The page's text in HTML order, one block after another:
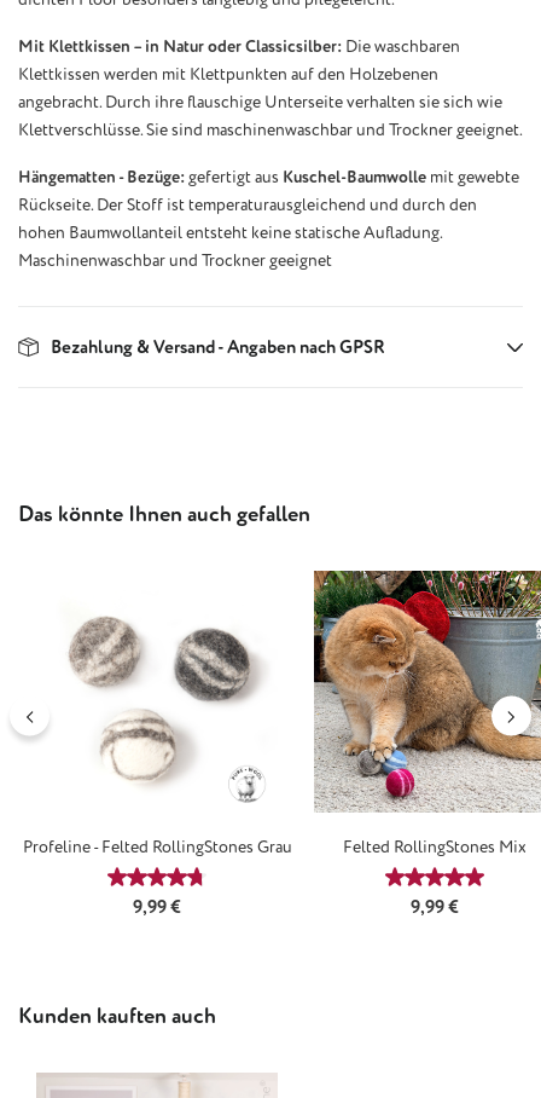
Mit Klettkissen – in Natur oder Classicsilber: Die waschbaren
Klettkissen werden mit Klettpunkten auf den Holzebenen
angebracht. Durch ihre flauschige Unterseite verhalten sie sich wie
Klettverschlüsse. Sie sind maschinenwaschbar und Trockner geeignet.
Hängematten - Bezüge:gefertigt aus Kuschel-Baumwolle mit gewebte
Rückseite. Der Stoff ist temperaturausgleichend und durch den
hohen Baumwollanteil entsteht keine statische Aufladung.
Maschinenwaschbar und Trockner geeignet
Bezahlung & Versand - Angaben nach GPSR
Produktgalerie überspringen
Das könnte Ihnen auch gefallen
Profeline - Felted RollingStones Grau
Durchschnittliche Bewertung von 4.67 von 5
Regulärer Preis:
9,99 €
Felted RollingStones Mix
Regulärer Preis:
9,99 €
Produktgalerie überspringen
Kunden kauften auch